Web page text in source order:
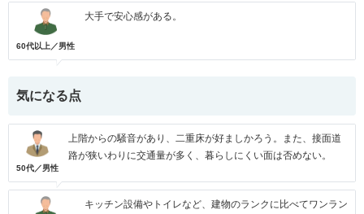
60代以上／男性
大手で安心感がある。
気になる点
50代／男性
上階からの騒音があり、二重床が好ましかろう。また、接面道
路が狭いわりに交通量が多く、暮らしにくい面は否めない。
キッチン設備やトイレなど、建物のランクに比べてワンラン